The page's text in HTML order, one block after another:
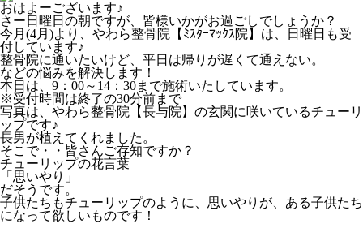
おはよーございます♪
さー日曜日の朝ですが、皆様いかがお過ごしでしょうか？
今月(4月)より、やわら整骨院【ﾐｽﾀｰﾏｯｸｽ院】は、日曜日も受
付しています♪
整骨院に通いたいけど、平日は帰りが遅くて通えない。
などの悩みを解決します！
本日は、9：00～14：30まで施術いたしています。
※受付時間は終了の30分前まで
写真は、やわら整骨院【長与院】の玄関に咲いているチューリ
ップです♪
長男が植えてくれました。
そこで・・皆さんご存知ですか？
チューリップの花言葉
「思いやり」
だそうです。
子供たちもチューリップのように、思いやりが、ある子供たち
になって欲しいものです！